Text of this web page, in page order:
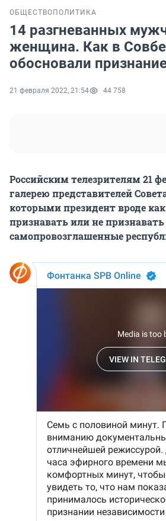
ОБЩЕСТВО ПОЛИТИКА
14 разгневанных
женщина. Как в
обосновали
21 февраля 2022, 21:54 44 758
Российским телезрителям 21
галерею представителей
которыми президент вроде как
признавать или не признавать
самопровозглашенные